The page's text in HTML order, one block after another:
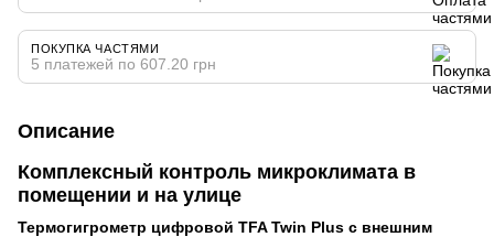
ПОКУПКА ЧАСТЯМИ
5 платежей по 607.20 грн
Описание
Комплексный контроль микроклимата в
помещении и на улице
Термогигрометр цифровой TFA Twin Plus с внешним